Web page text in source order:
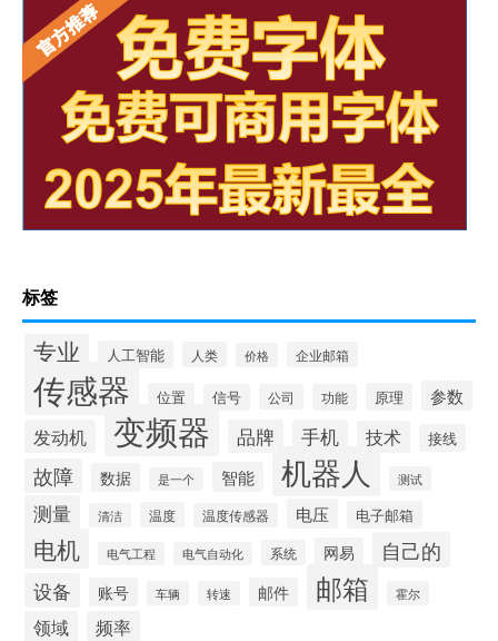
标签
专业 人工智能 人类 价格 企业邮箱
传感器 位置 信号 公司 功能 原理 参数
发动机 变频器 品牌 手机 技术 接线
故障 数据 是一个 智能 机器人 测试
测量 清洁 温度 温度传感器 电压 电子邮箱
电机 电气工程 电气自动化 系统 网易 自己的
设备 账号 车辆 转速 邮件 邮箱 霍尔
领域 频率